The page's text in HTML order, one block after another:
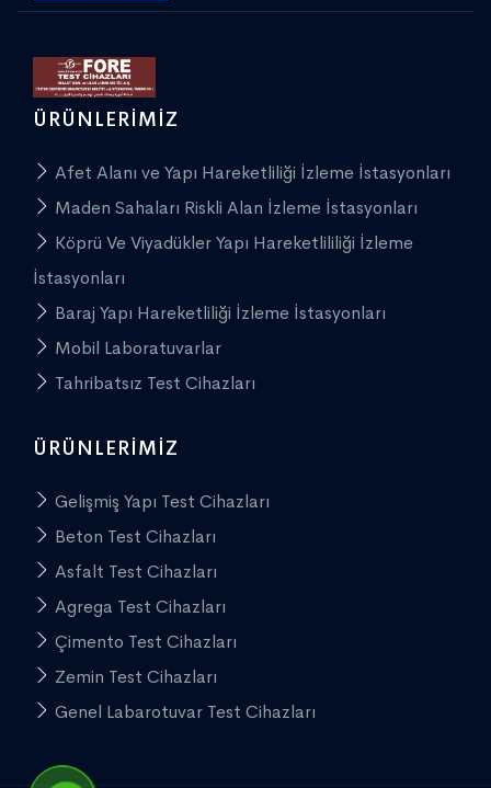
ÜRÜNLERIMIZ
Afet Alanı ve Yapı Hareketliliği İzleme İstasyonları
Maden Sahaları Riskli Alan İzleme İstasyonları
Köprü Ve Viyadükler Yapı Hareketlililiği İzleme
İstasyonları
Baraj Yapı Hareketliliği İzleme İstasyonları
Mobil Laboratuvarlar
Tahribatsız Test Cihazları
ÜRÜNLERIMIZ
Gelişmiş Yapı Test Cihazları
Beton Test Cihazları
Asfalt Test Cihazları
Agrega Test Cihazları
Çimento Test Cihazları
Zemin Test Cihazları
Genel Labarotuvar Test Cihazları